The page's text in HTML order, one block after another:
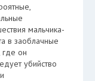
мальчика-
в заоблачные
он
убийство